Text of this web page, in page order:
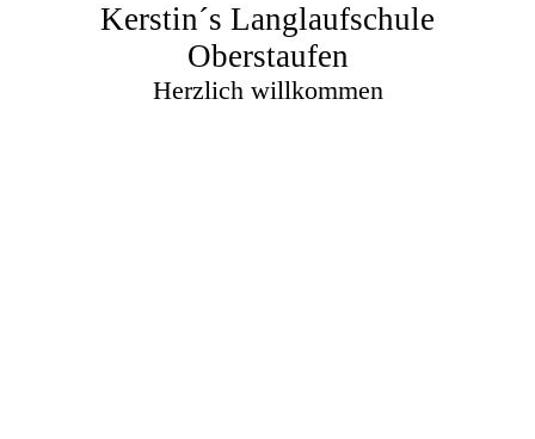
Kerstin´s Langlaufschule
Oberstaufen
Herzlich willkommen